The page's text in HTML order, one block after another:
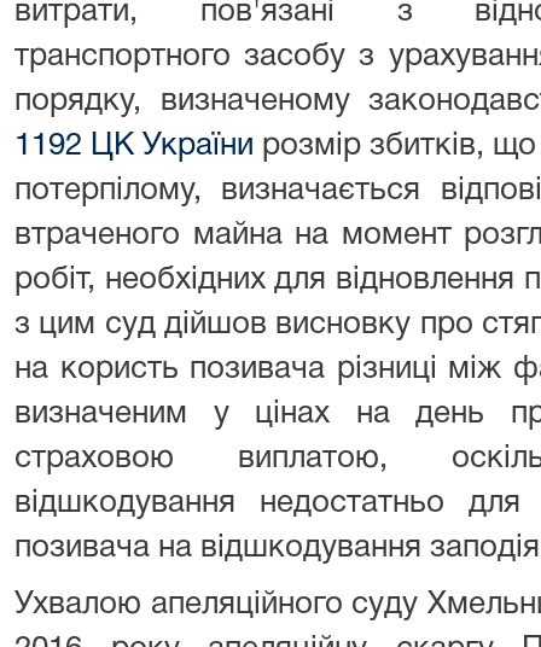
витрати, пов'язані з
транспортного засобу з
порядку, визначеному
1192 ЦК України розмір збитків,
потерпілому, визначається
втраченого майна на момент
робіт, необхідних для
з цим суд дійшов висновку про
на користь позивача різниці між
визначеним у цінах на день
страховою виплатою,
відшкодування недостатньо
позивача на відшкодування
Ухвалою апеляційного суду